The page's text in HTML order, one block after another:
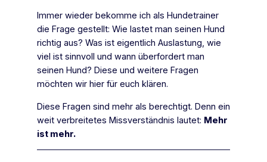
Immer wieder bekomme ich als Hundetrainer
die Frage gestellt: Wie lastet man seinen Hund
richtig aus? Was ist eigentlich Auslastung, wie
viel ist sinnvoll und wann überfordert man
seinen Hund? Diese und weitere Fragen
möchten wir hier für euch klären.
Diese Fragen sind mehr als berechtigt. Denn ein
weit verbreitetes Missverständnis lautet: Mehr
ist mehr.